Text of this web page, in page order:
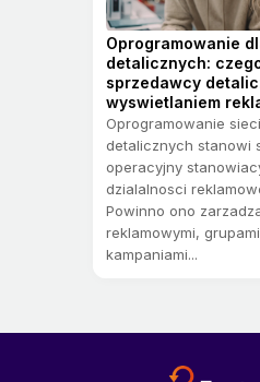
Oprogramowanie
detalicznych:
sprzedawcy
wyswietlaniem
Oprogramowanie
detalicznych stanowi
operacyjny
dzialalnosci
Powinno ono
reklamowymi,
kampaniami...